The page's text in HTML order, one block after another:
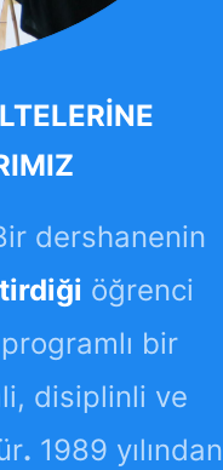
dershanenin
öğrenci
programlı bir
disiplinli ve
. 1989 yılından